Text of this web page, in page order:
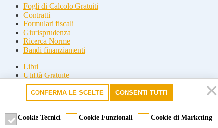
Fogli di Calcolo Gratuiti
Contratti
Formulari fiscali
Giurisprudenza
Ricerca Norme
Bandi finanziamenti
Libri
Utilità Gratuite
Guide fiscali
Seguici
Seguici
CONFERMA LE SCELTE CONSENTI TUTTI
Cookie Tecnici Cookie Funzionali Cookie di Marketing